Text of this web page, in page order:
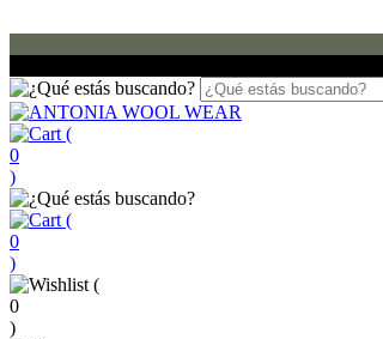
(
0
)
(
0
)
(
0
)